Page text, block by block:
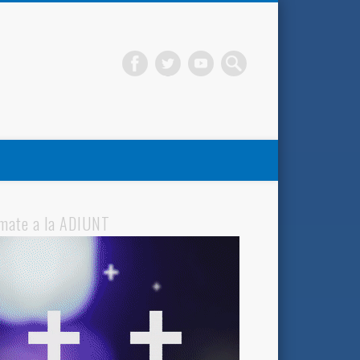
a la ADIUNT